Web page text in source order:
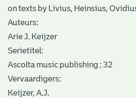
on texts by Livius, Heinsius,
Auteurs:
Arie J. Keijzer
Serietitel:
Ascolta music publishing ; 32
Vervaardigers:
Keijzer, A.J.